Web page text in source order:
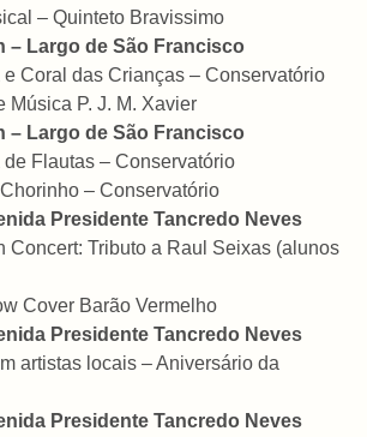
– Quinteto Bravissimo
– Largo de São Francisco
e Coral das Crianças – Conservatório
Música P. J. M. Xavier
– Largo de São Francisco
de Flautas – Conservatório
– Conservatório
Presidente Tancredo Neves
Concert: Tributo a Raul Seixas (alunos
Cover Barão Vermelho
Presidente Tancredo Neves
artistas locais – Aniversário da
Presidente Tancredo Neves